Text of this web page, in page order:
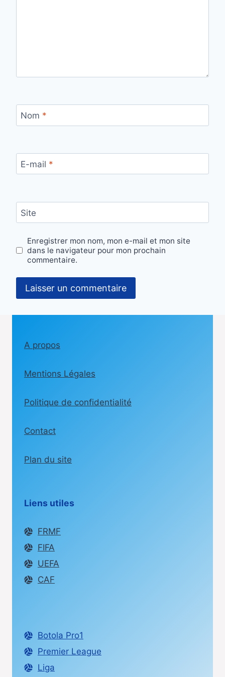
Nom *
E-mail *
Site
Enregistrer mon nom, mon e-mail et mon site
dans le navigateur pour mon prochain
commentaire.
A propos
Mentions Légales
Politique de confidentialité
Contact
Plan du site
Liens utiles
FRMF
FIFA
UEFA
CAF
Botola Pro1
Premier League
Liga